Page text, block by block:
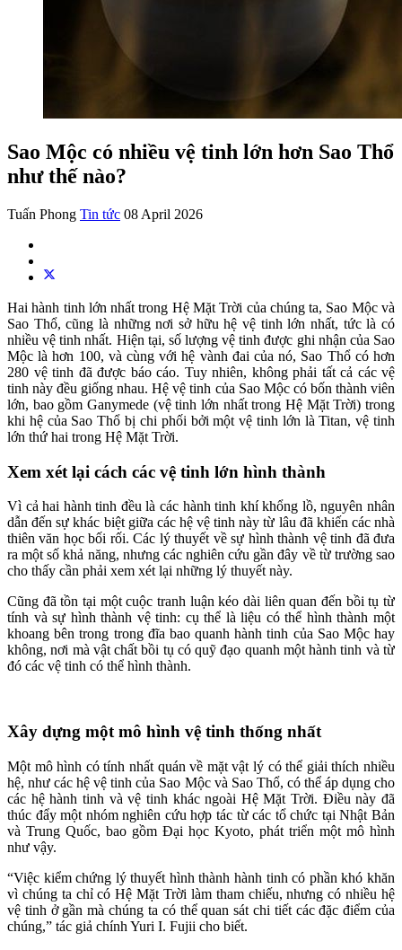
Sao Mộc có nhiều vệ tinh lớn hơn Sao Thổ
như thế nào?
Tuấn Phong Tin tức 08 April 2026
Hai hành tinh lớn nhất trong Hệ Mặt Trời của chúng ta, Sao Mộc và
Sao Thổ, cũng là những nơi sở hữu hệ vệ tinh lớn nhất, tức là có
nhiều vệ tinh nhất. Hiện tại, số lượng vệ tinh được ghi nhận của Sao
Mộc là hơn 100, và cùng với hệ vành đai của nó, Sao Thổ có hơn
280 vệ tinh đã được báo cáo. Tuy nhiên, không phải tất cả các vệ
tinh này đều giống nhau. Hệ vệ tinh của Sao Mộc có bốn thành viên
lớn, bao gồm Ganymede (vệ tinh lớn nhất trong Hệ Mặt Trời) trong
khi hệ của Sao Thổ bị chi phối bởi một vệ tinh lớn là Titan, vệ tinh
lớn thứ hai trong Hệ Mặt Trời.
Xem xét lại cách các vệ tinh lớn hình thành
Vì cả hai hành tinh đều là các hành tinh khí khổng lồ, nguyên nhân
dẫn đến sự khác biệt giữa các hệ vệ tinh này từ lâu đã khiến các nhà
thiên văn học bối rối. Các lý thuyết về sự hình thành vệ tinh đã đưa
ra một số khả năng, nhưng các nghiên cứu gần đây về từ trường sao
cho thấy cần phải xem xét lại những lý thuyết này.
Cũng đã tồn tại một cuộc tranh luận kéo dài liên quan đến bồi tụ từ
tính và sự hình thành vệ tinh: cụ thể là liệu có thể hình thành một
khoang bên trong trong đĩa bao quanh hành tinh của Sao Mộc hay
không, nơi mà vật chất bồi tụ có quỹ đạo quanh một hành tinh và từ
đó các vệ tinh có thể hình thành.
Xây dựng một mô hình vệ tinh thống nhất
Một mô hình có tính nhất quán về mặt vật lý có thể giải thích nhiều
hệ, như các hệ vệ tinh của Sao Mộc và Sao Thổ, có thể áp dụng cho
các hệ hành tinh và vệ tinh khác ngoài Hệ Mặt Trời. Điều này đã
thúc đẩy một nhóm nghiên cứu hợp tác từ các tổ chức tại Nhật Bản
và Trung Quốc, bao gồm Đại học Kyoto, phát triển một mô hình
như vậy.
“Việc kiểm chứng lý thuyết hình thành hành tinh có phần khó khăn
vì chúng ta chỉ có Hệ Mặt Trời làm tham chiếu, nhưng có nhiều hệ
vệ tinh ở gần mà chúng ta có thể quan sát chi tiết các đặc điểm của
chúng,” tác giả chính Yuri I. Fujii cho biết.